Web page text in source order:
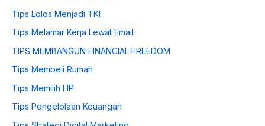
Tips Lolos Menjadi TKI
Tips Melamar Kerja Lewat Email
TIPS MEMBANGUN FINANCIAL FREEDOM
Tips Membeli Rumah
Tips Memilih HP
Tips Pengelolaan Keuangan